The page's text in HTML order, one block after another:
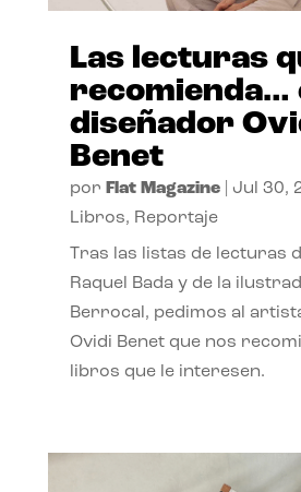
Las lecturas
recomienda…
diseñador
Benet
por Flat Magazine| Jul 30,
Libros, Reportaje
Tras las listas de lecturas
Raquel Bada y de la
Berrocal, pedimos al
Ovidi Benet que nos
libros que le interesen.